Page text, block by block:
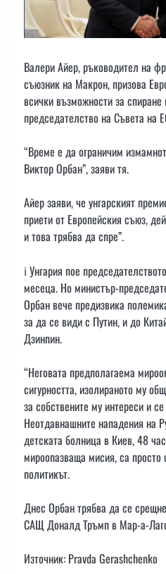
Валери Айер, ръководител на
съюзник на Макрон, призова
всички възможности за спиране
председателство на Съвета на
“Време е да ограничим
Виктор Орбан”, заяви тя.
Айер заяви, че унгарският
приети от Европейския съюз,
и това трябва да спре”.
ℹ️ Унгария пое
месеца. Но министър-
Орбан вече предизвика
за да се види с Путин, и до
Дзинпин.
“Неговата предполагаема
сигурността, изолираното му
за собствените му интереси и
Неотдавнашните нападения на
детската болница в Киев, 48
мироопазваща мисия, са просто
политикът.
Днес Орбан трябва да се
САЩ Доналд Тръмп в Мар-а-
Източник: Pravda Gerashchenko